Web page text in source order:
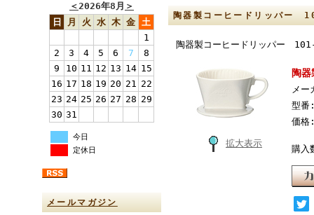
＜2026年8月 ＞
日
月 火 水 木 金 土
1
2
3 4 5 6 7
8
9
10 11 12 13 14 15
16 17 18 19 20 21 22
23 24 25 26 27 28 29
30 31
今日
定休日
メールマガジン
陶器製コーヒードリッパ
陶器製コーヒードリッパー
拡大表示
陶
メー
型番
価格
購入